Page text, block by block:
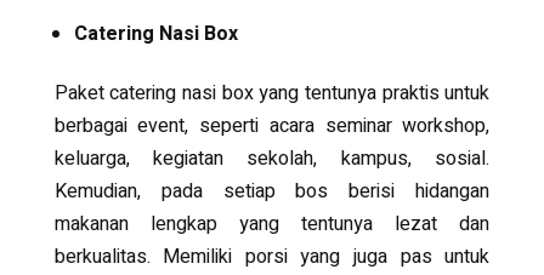
Catering Nasi Box
Paket catering nasi box yang tentunya praktis untuk
berbagai event, seperti acara seminar workshop,
keluarga, kegiatan sekolah, kampus, sosial.
Kemudian, pada setiap bos berisi hidangan
makanan lengkap yang tentunya lezat dan
berkualitas. Memiliki porsi yang juga pas untuk